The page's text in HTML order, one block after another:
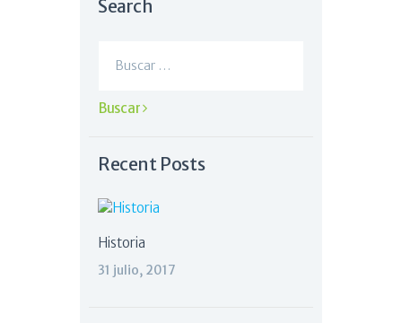
Search
Recent Posts
Historia
31 julio, 2017